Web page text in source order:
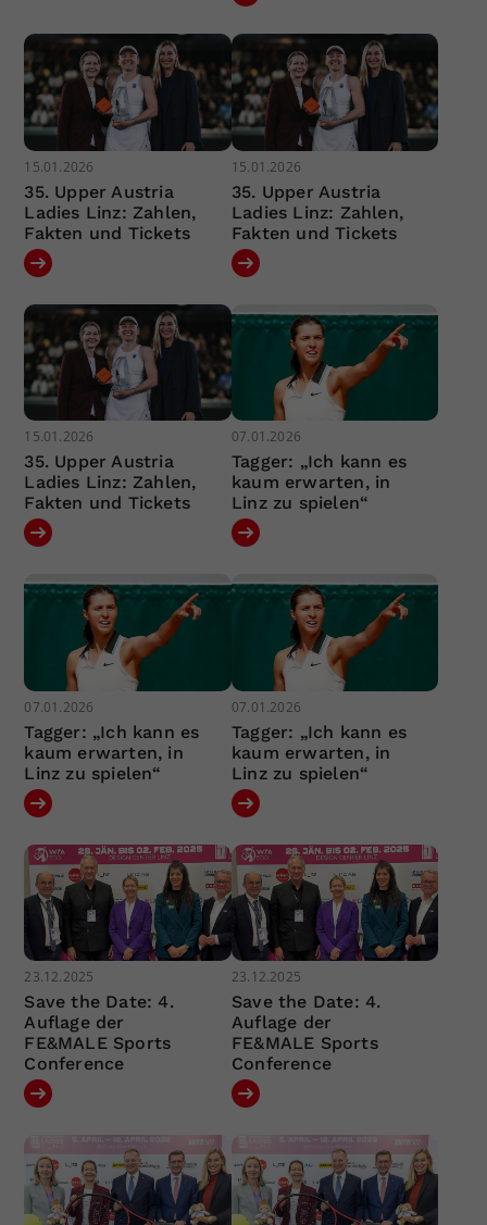
15.01.2026
35. Upper Austria
Ladies Linz: Zahlen,
Fakten und Tickets
15.01.2026
35. Upper Austria
Ladies Linz: Zahlen,
Fakten und Tickets
15.01.2026
35. Upper Austria
Ladies Linz: Zahlen,
Fakten und Tickets
07.01.2026
Tagger: „Ich kann es
kaum erwarten, in
Linz zu spielen“
07.01.2026
Tagger: „Ich kann es
kaum erwarten, in
Linz zu spielen“
07.01.2026
Tagger: „Ich kann es
kaum erwarten, in
Linz zu spielen“
23.12.2025
Save the Date: 4.
Auflage der
FE&MALE Sports
Conference
23.12.2025
Save the Date: 4.
Auflage der
FE&MALE Sports
Conference